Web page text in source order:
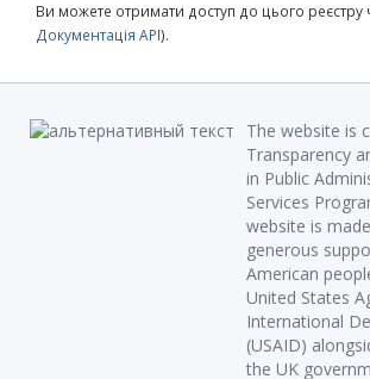
Ви можете отримати доступ до цього реєстру
Документація API).
The website is
Transparency
in Public
Services
website is
generous
American
United States
International
(USAID)
the UK